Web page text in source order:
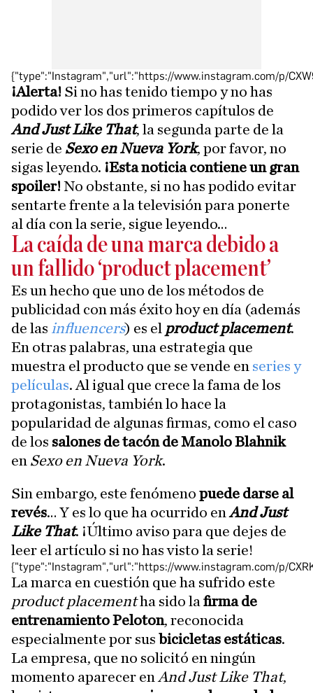
{"type":"Instagram","url":"https://www.instagram.com/p/
¡Alerta! Si no has tenido tiempo y no has
podido ver los dos primeros capítulos de
And Just Like That, la segunda parte de la
serie de Sexo en Nueva York, por favor, no
sigas leyendo. ¡Esta noticia contiene un gran
spoiler! No obstante, si no has podido evitar
sentarte frente a la televisión para ponerte
al día con la serie, sigue leyendo…
La caída de una marca debido a
un fallido ‘product placement’
Es un hecho que uno de los métodos de
publicidad con más éxito hoy en día (además
de las influencers) es el product placement.
En otras palabras, una estrategia que
muestra el producto que se vende en series y
películas. Al igual que crece la fama de los
protagonistas, también lo hace la
popularidad de algunas firmas, como el caso
de los salones de tacón de Manolo Blahnik
en Sexo en Nueva York.
Sin embargo, este fenómeno puede darse al
revés… Y es lo que ha ocurrido en And Just
Like That. ¡Último aviso para que dejes de
leer el artículo si no has visto la serie!
{"type":"Instagram","url":"https://www.instagram.com/p/
La marca en cuestión que ha sufrido este
product placementha sido la firma de
entrenamiento Peloton, reconocida
especialmente por sus bicicletas estáticas.
La empresa, que no solicitó en ningún
momento aparecer en And Just Like That,